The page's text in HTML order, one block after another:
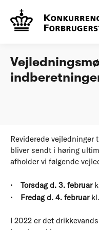
Vandtilsyn
Reviderede
bliver sendt i høring
afholder vi følgende
Torsdag d. 3. februar
Fredag d. 4. februar
I 2022 er det